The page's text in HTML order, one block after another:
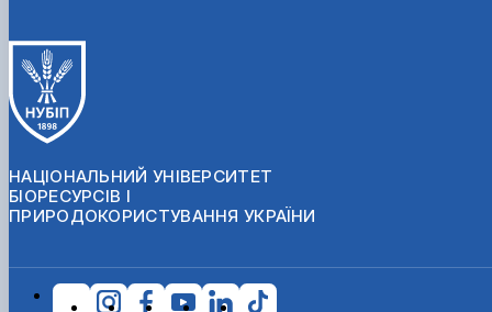
НАЦІОНАЛЬНИЙ УНІВЕРСИТЕТ
БІОРЕСУРСІВ І
ПРИРОДОКОРИСТУВАННЯ УКРАЇНИ